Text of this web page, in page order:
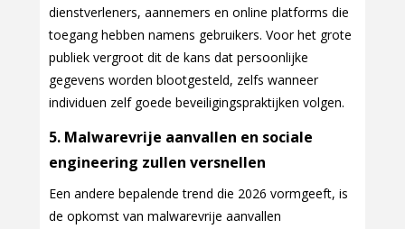
dienstverleners, aannemers en online platforms die
toegang hebben namens gebruikers. Voor het grote
publiek vergroot dit de kans dat persoonlijke
gegevens worden blootgesteld, zelfs wanneer
individuen zelf goede beveiligingspraktijken volgen.
5. Malwarevrije aanvallen en sociale
engineering zullen versnellen
Een andere bepalende trend die 2026 vormgeeft, is
de opkomst van malwarevrije aanvallen